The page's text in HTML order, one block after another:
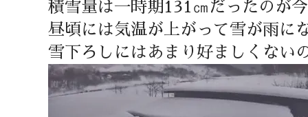
積雪量は一時期131㎝だったのが
昼頃には気温が上がって雪が雨に
雪下ろしにはあまり好ましくな